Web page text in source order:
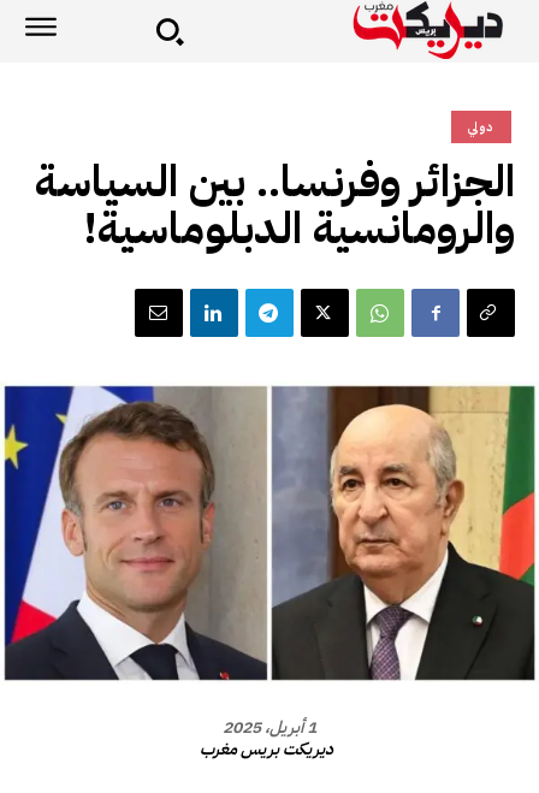
دولي
الجزائر وفرنسا.. بين السياسة
والرومانسية الدبلوماسية!
1 أبريل، 2025
ديريكت بريس مغرب